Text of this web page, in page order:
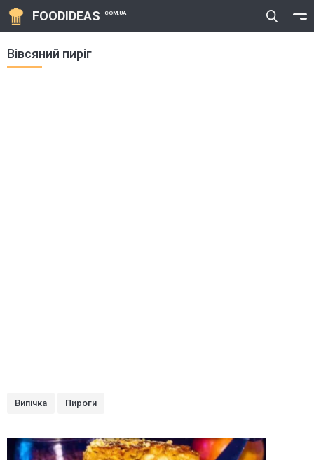
FOODIDEAS COM.UA
Вівсяний пиріг
Випічка Пироги